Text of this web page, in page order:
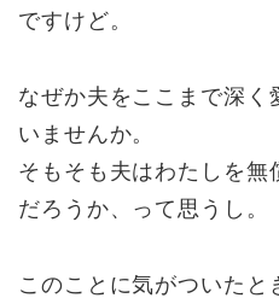
ですけど。
なぜか夫をここまで深く
いませんか。
そもそも夫はわたしを無
だろうか、って思うし。
このことに気がついたと